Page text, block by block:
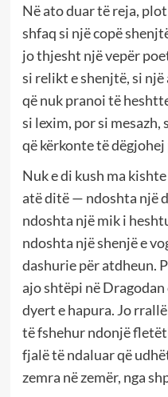
Në ato duar të reja,
shfaq si një copë
jo thjesht një vepër
si relikt e shenjtë, si
që nuk pranoi të
si lexim, por si mesazh,
që kërkonte të
Nuk e di kush ma
atë ditë — ndoshta një
ndoshta një mik i
ndoshta një shenjë e
dashurie për atdheun.
ajo shtëpi në
dyert e hapura. Jo
të fshehur ndonjë
fjalë të ndaluar që
zemra në zemër, nga